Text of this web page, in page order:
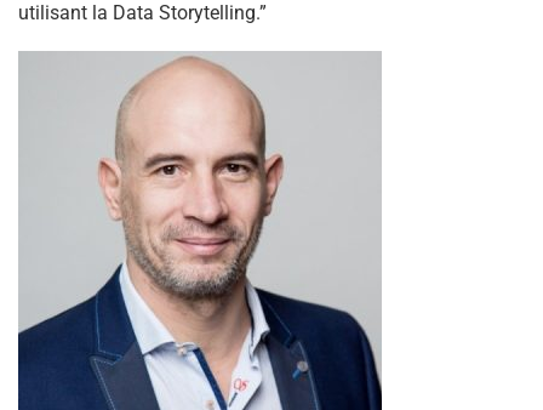
utilisant la Data Storytelling.”